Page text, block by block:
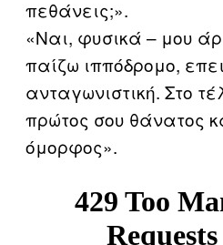
πεθάνεις;».
«Ναι, φυσικά – μου
παίζω ιππόδρομο,
ανταγωνιστική. Στο
πρώτος σου θάνατος
όμορφος».